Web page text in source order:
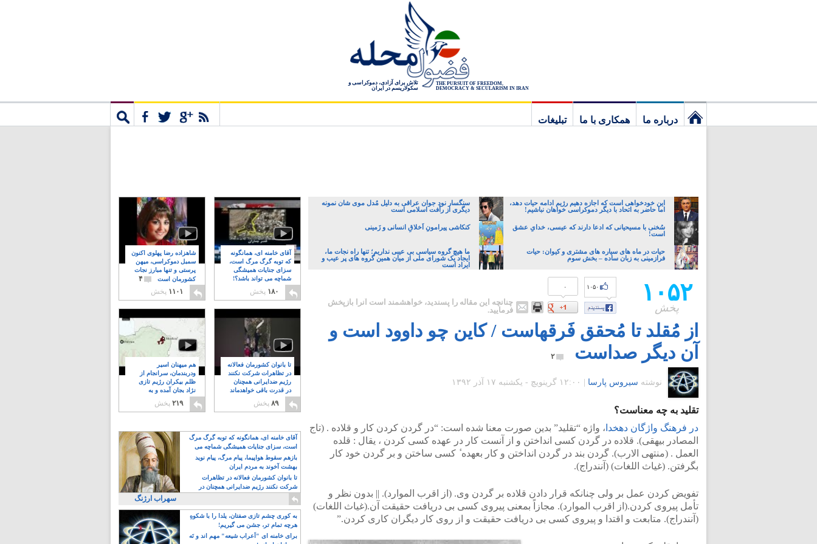
THE PURSUIT OF FREEDOM,
DEMOCRACY & SECULARISM IN IRAN
تلاش برای آزادی، دموکراسی و
سکولاریسم در ایران
درباره ما همکاری با ما
تبلیغات
این خودخواهی است که اجازه دهیم رژیم ادامه حیات دهد،
اما حاضر به اتحاد با دیگر دموکراسی خواهان نباشیم!
سنگسار نود جوان عراقی به دلیل مُدل موی شان نمونه
دیگری از رأفت اسلامی است
سُخنی با مسیحیانی که ادعا دارند که عیسی، خدایِ عشق
است!
کنکاشی پیرامونِ اَخلاقِ انسانی و زَمینی
حیات در ماه های سیاره های مشتری و کیوان: حیات
فرازمینی به زبان ساده – بخش سوم
ما هیچ گروه سیاسی بی عیبی نداریم؛ تنها راه نجات ما،
ایجاد یک شورای ملی از میان همین گروه های پر عیب و
ایراد است
۱۰۵۲
پخش
۰ ۱۰۵۰
چنانچه این مقاله را پسندید، خواهشمند است آنرا بازپخش
فرمایید.
از مُقلد تا مُحقق فَرقهاست / کاین چو داوود است و
آن دیگر صداست
۲
نوشته سیروس پارسا ۱۲:۰۰ گرينويچ - یکشنبه ۱۷ آذر ۱۳۹۲
تقلید به چه معناست؟
در فرهنگ واژگان دهخدا ، واژه “تقلید” بدین صورت معنا شده است: “در گردن کردن کار و قلاده . (تاج
المصادر بیهقی). قلاده در گردن کسی انداختن و از آنست کار در عهده کسی کردن ، یقال : قلده
العمل . (منتهی الارب). گردن بند در گردن انداختن و کار بعهده ٔ کسی ساختن و بر گردن خود کار
بگرفتن. (غیاث اللغات) (آنندراج).
تفویض کردن عمل بر ولی چنانکه قرار دادن قلاده بر گردن وی. (از اقرب الموارد). || بدون نظر و
تأمل پیروی کردن.(از اقرب الموارد). مجازاً بمعنی پیروی کسی بی دریافت حقیقت آن.(غیاث اللغات)
(آنندراج). متابعت و اقتدا و پیروی کسی بی دریافت حقیقت و از روی کار دیگران کاری کردن.”
شاهزاده رضا پهلوی اکنون
سمبل دموکراسی، میهن
پرستی و تنها مبارز نجات
کشورمان است
۴
۱۱۰۱ پخش
آقای خامنه ای، همانگونه
که توبه گرگ مرگ است،
سزای جنایات همیشگی
شماچه می تواند باشد؟!
۸
۱۸۰ پخش
هم میهنان اسیر
ودربندمان، سرانجام از
ظلم بیکران رژیم تازی
نژاد بجان آمده و به
۲۱۹ پخش
تا بانوان کشورمان فعالانه
در تظاهرات شرکت نکنند
رژیم ضدایرانی همچنان
در قدرت باقی خواهدماند
۸
۸۹ پخش
آقای خامنه ای، همانگونه که توبه گرگ مرگ
است، سزای جنایات همیشگی شماچه می
تواند باشد؟!
بازهم سقوط هواپیما، پیام مرگ، پیام نوید
بهشت آخوند به مردم ایران
تا بانوان کشورمان فعالانه در تظاهرات
شرکت نکنند رژیم ضدایرانی همچنان در
قدرت باقی خواهدماند
سهراب ارژنگ
به کوری چشم تازی صفتان، یلدا را با شکوهِ
هرچه تمام تر، جشن می گیریم!
برای خامنه ای "اَعراب شیعه" مهم اند و نَه